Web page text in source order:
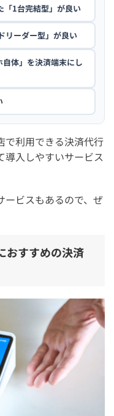
「1台完結型」が良い
リーダー型」が良い
体」を決済端末にし
で利用できる決済代行
導入しやすいサービス
ービスもあるので、ぜ
おすすめの決済